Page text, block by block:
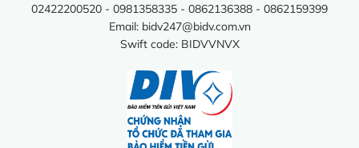
02422200520 - 0981358335 - 0862136388 - 0862159399
Email: bidv247@bidv.com.vn
Swift code: BIDVVNVX